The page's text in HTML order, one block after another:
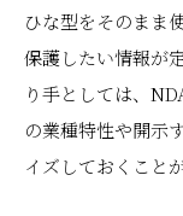
ひな型をそのまま
保護したい情報が
り手としては、
の業種特性や開示
イズしておくこと